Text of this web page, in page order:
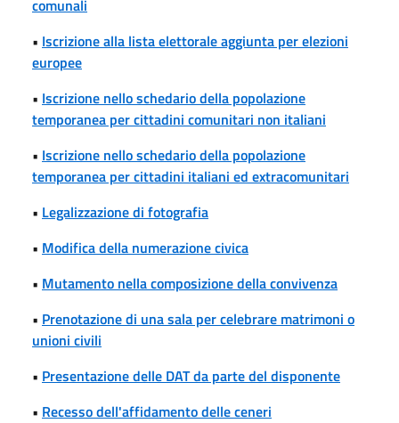
comunali
• Iscrizione alla lista elettorale aggiunta per elezioni
europee
• Iscrizione nello schedario della popolazione
temporanea per cittadini comunitari non italiani
• Iscrizione nello schedario della popolazione
temporanea per cittadini italiani ed extracomunitari
• Legalizzazione di fotografia
• Modifica della numerazione civica
• Mutamento nella composizione della convivenza
• Prenotazione di una sala per celebrare matrimoni o
unioni civili
• Presentazione delle DAT da parte del disponente
• Recesso dell'affidamento delle ceneri